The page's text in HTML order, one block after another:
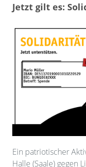
Jetzt gilt es:
Ein patriotischer
Halle (Saale) gegen